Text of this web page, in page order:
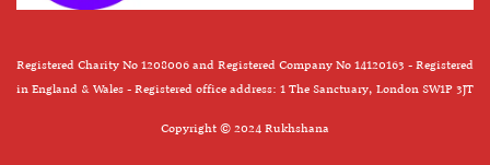
Registered Charity No 1208006 and Registered Company No 14120163 - Registered
in England & Wales - Registered office address: 1 The Sanctuary, London SW1P 3JT
Copyright © 2024 Rukhshana